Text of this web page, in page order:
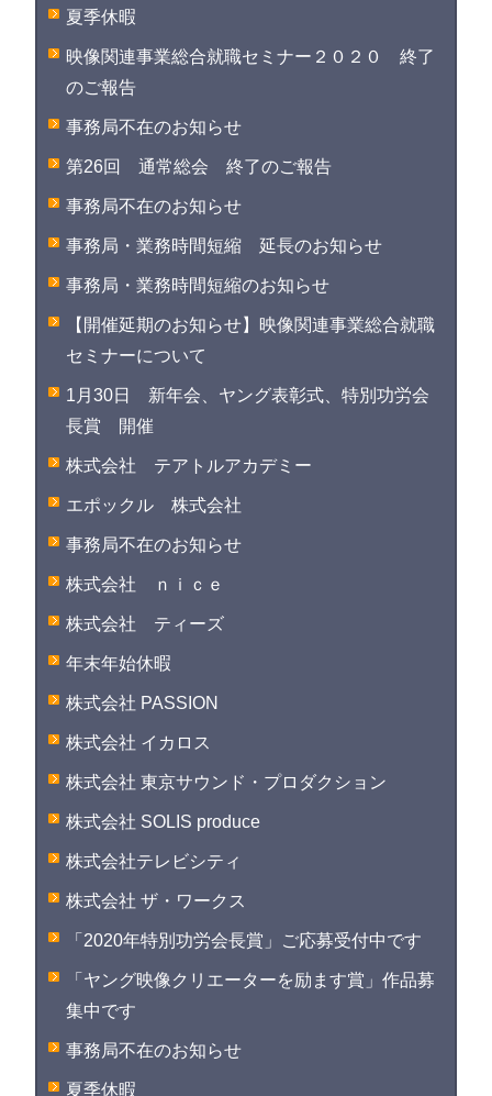
夏季休暇
映像関連事業総合就職セミナー２０２０ 終了
のご報告
事務局不在のお知らせ
第26回 通常総会 終了のご報告
事務局不在のお知らせ
事務局・業務時間短縮 延長のお知らせ
事務局・業務時間短縮のお知らせ
【開催延期のお知らせ】映像関連事業総合就職
セミナーについて
1月30日 新年会、ヤング表彰式、特別功労会
長賞 開催
株式会社 テアトルアカデミー
エポックル 株式会社
事務局不在のお知らせ
株式会社 ｎｉｃｅ
株式会社 ティーズ
年末年始休暇
株式会社 PASSION
株式会社 イカロス
株式会社 東京サウンド・プロダクション
株式会社 SOLIS produce
株式会社テレビシティ
株式会社 ザ・ワークス
「2020年特別功労会長賞」ご応募受付中です
「ヤング映像クリエーターを励ます賞」作品募
集中です
事務局不在のお知らせ
夏季休暇